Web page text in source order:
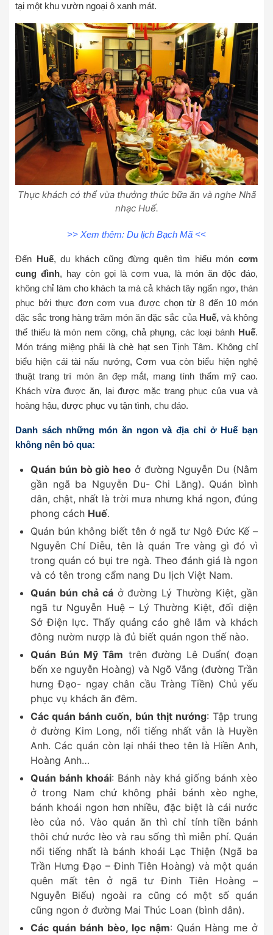
tại một khu vườn ngoại ô xanh mát.
Thực khách có thể vừa thưởng thức bữa ăn và nghe Nhã
nhạc Huế.
>> Xem thêm: Du lịch Bạch Mã <<
Đến Huế, du khách cũng đừng quên tìm hiểu móncơm
cung đình, hay còn gọi là cơm vua, là món ăn độc đáo,
không chỉ làm cho khách ta mà cả khách tây ngẩn ngơ, thán
phục bởi thực đơn cơm vua được chọn từ 8 đến 10 món
đặc sắc trong hàng trăm món ăn đặc sắc của Huế,và không
thể thiếu là món nem công, chả phụng, các loại bánh Huế.
Món tráng miệng phải là chè hạt sen Tịnh Tâm. Không chỉ
biểu hiện cái tài nấu nướng, Cơm vua còn biểu hiện nghệ
thuật trang trí món ăn đẹp mắt, mang tính thẩm mỹ cao.
Khách vừa được ăn, lại được mặc trang phục của vua và
hoàng hậu, được phục vụ tận tình, chu đáo.
Danh sách những món ăn ngon và địa chỉ ở Huế bạn
không nên bỏ qua:
Quán bún bò giò heo ở đường Nguyễn Du (Nằm
gần ngã ba Nguyễn Du- Chi Lăng). Quán bình
dân, chật, nhất là trời mưa nhưng khá ngon, đúng
phong cách Huế.
Quán bún không biết tên ở ngã tư Ngô Đức Kế –
Nguyễn Chí Diễu, tên là quán Tre vàng gì đó vì
trong quán có bụi tre ngà. Theo đánh giá là ngon
và có tên trong cẩm nang Du lịch Việt Nam.
Quán bún chả cáở đường Lý Thường Kiệt, gần
ngã tư Nguyễn Huệ – Lý Thường Kiệt, đối diện
Sở Điện lực. Thấy quảng cáo ghê lắm và khách
đông nườm nượp là đủ biết quán ngon thế nào.
Quán Bún Mỹ Tâm trên đường Lê Duẩn( đoạn
bến xe nguyễn Hoàng) và Ngõ Vắng (đường Trần
hưng Đạo- ngay chân cầu Tràng Tiền) Chủ yếu
phục vụ khách ăn đêm.
Các quán bánh cuốn, bún thịt nướng: Tập trung
ở đường Kim Long, nổi tiếng nhất vẫn là Huyền
Anh. Các quán còn lại nhái theo tên là Hiền Anh,
Hoàng Anh…
Quán bánh khoái: Bánh này khá giống bánh xèo
ở trong Nam chứ không phải bánh xèo nghe,
bánh khoái ngon hơn nhiều, đặc biệt là cái nước
lèo của nó. Vào quán ăn thì chỉ tính tiền bánh
thôi chứ nước lèo và rau sống thì miễn phí. Quán
nổi tiếng nhất là bánh khoái Lạc Thiện (Ngã ba
Trần Hưng Đạo – Đinh Tiên Hoàng) và một quán
quên mất tên ở ngã tư Đinh Tiên Hoàng –
Nguyễn Biểu) ngoài ra cũng có một số quán
cũng ngon ở đường Mai Thúc Loan (bình dân).
Các quán bánh bèo, lọc nậm: Quán Hàng me ở